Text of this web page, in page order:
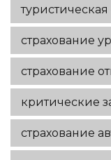
туристическая
страхование
страхование
критические
страхование